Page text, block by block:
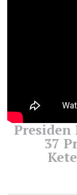
Presiden
37